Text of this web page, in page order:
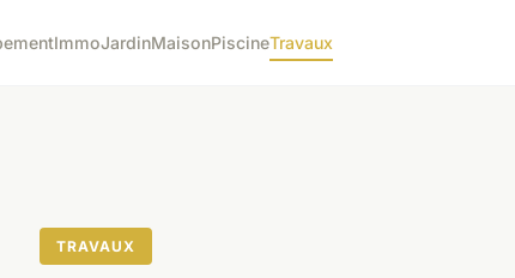
ImmoJardinMaisonPiscineTravaux
TRAVAUX